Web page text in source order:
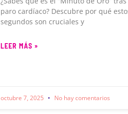
paro cardíaco? Descubre por qué
segundos son cruciales y
LEER MÁS »
octubre 7, 2025 No hay comentarios